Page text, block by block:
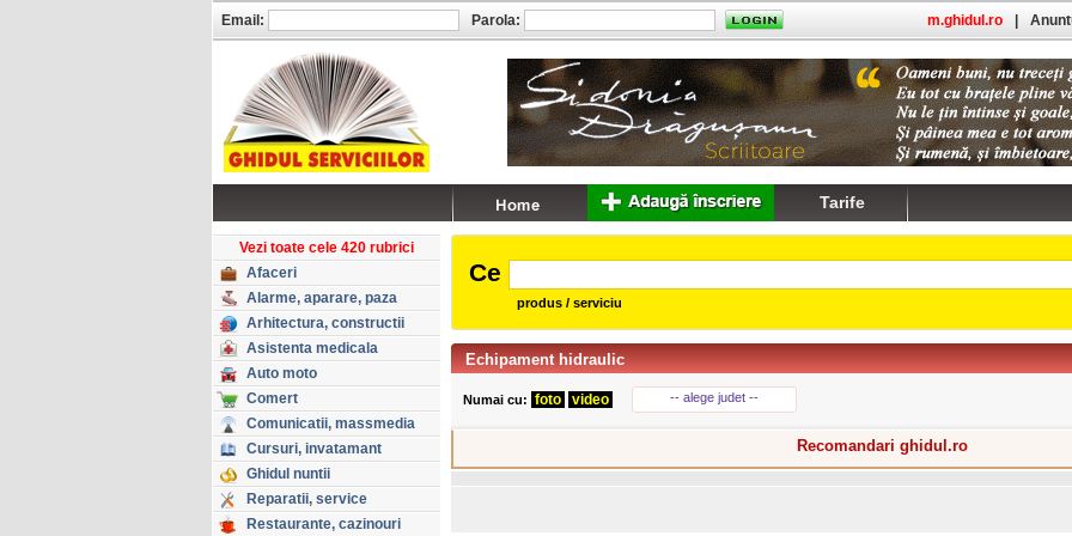
Vezi toate cele 420 rubrici
Afaceri
Alarme, aparare, paza
Arhitectura, constructii
Asistenta medicala
Auto moto
Comert
Comunicatii, massmedia
Cursuri, invatamant
Ghidul nuntii
Reparatii, service
Restaurante, cazinouri
Ce
produs / serviciu
Echipament hidraulic
Numai cu: foto video -- alege judet --
Recomandari ghidul.ro
Email: Parola: m.ghidul.ro
Tarife